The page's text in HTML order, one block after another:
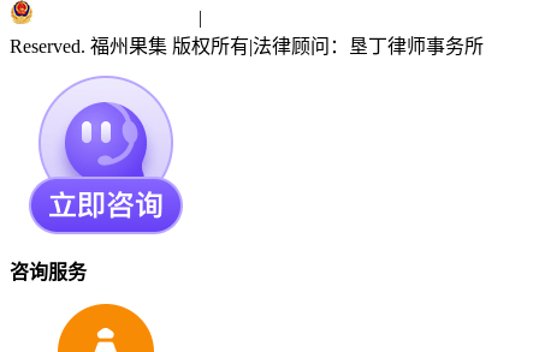
|
Reserved. 福州果集 版权所有|法律顾问：垦丁律师事务所
咨询服务